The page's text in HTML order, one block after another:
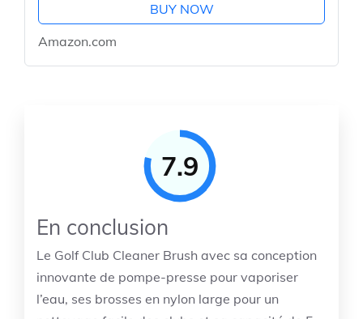
BUY NOW
Amazon.com
7.9
En conclusion
Le Golf Club Cleaner Brush avec sa conception
innovante de pompe-presse pour vaporiser
l’eau, ses brosses en nylon large pour un